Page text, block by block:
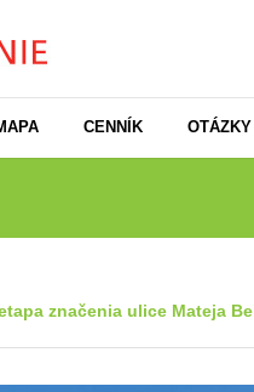
CENNÍK
značenia ulice Mateja